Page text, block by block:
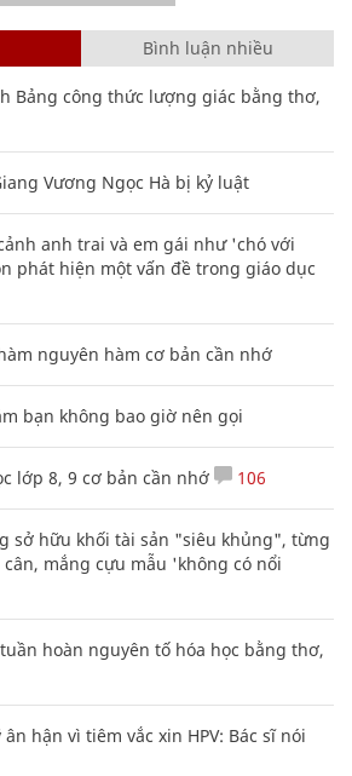
Bình luận nhiều
Bảng công thức lượng giác bằng thơ,
Vương Ngọc Hà bị kỷ luật
anh trai và em gái như 'chó với
phát hiện một vấn đề trong giáo dục
nguyên hàm cơ bản cần nhớ
bạn không bao giờ nên gọi
lớp 8, 9 cơ bản cần nhớ 106
sở hữu khối tài sản "siêu khủng", từng
mắng cựu mẫu 'không có nổi
hoàn nguyên tố hóa học bằng thơ,
hận vì tiêm vắc xin HPV: Bác sĩ nói